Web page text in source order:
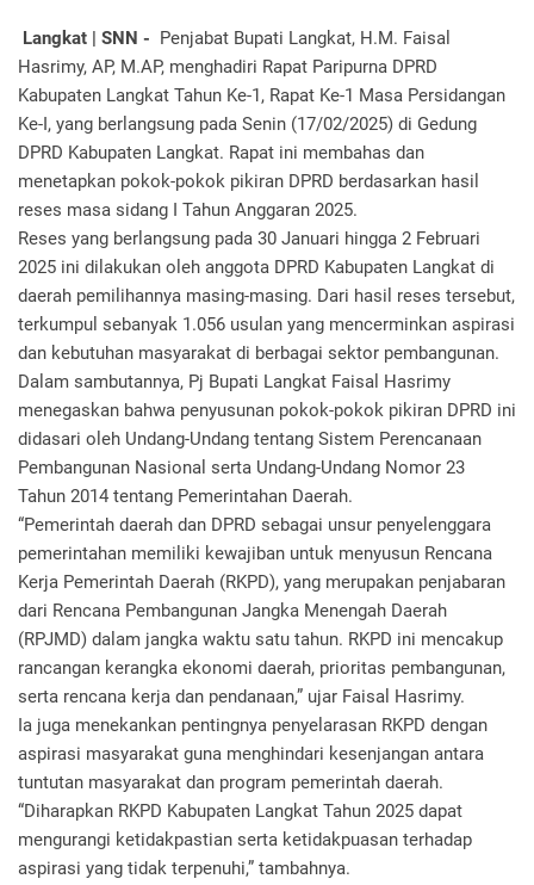
Langkat | SNN - Penjabat Bupati Langkat, H.M. Faisal
Hasrimy, AP, M.AP, menghadiri Rapat Paripurna DPRD
Kabupaten Langkat Tahun Ke-1, Rapat Ke-1 Masa Persidangan
Ke-I, yang berlangsung pada Senin (17/02/2025) di Gedung
DPRD Kabupaten Langkat. Rapat ini membahas dan
menetapkan pokok-pokok pikiran DPRD berdasarkan hasil
reses masa sidang I Tahun Anggaran 2025.
Reses yang berlangsung pada 30 Januari hingga 2 Februari
2025 ini dilakukan oleh anggota DPRD Kabupaten Langkat di
daerah pemilihannya masing-masing. Dari hasil reses tersebut,
terkumpul sebanyak 1.056 usulan yang mencerminkan aspirasi
dan kebutuhan masyarakat di berbagai sektor pembangunan.
Dalam sambutannya, Pj Bupati Langkat Faisal Hasrimy
menegaskan bahwa penyusunan pokok-pokok pikiran DPRD ini
didasari oleh Undang-Undang tentang Sistem Perencanaan
Pembangunan Nasional serta Undang-Undang Nomor 23
Tahun 2014 tentang Pemerintahan Daerah.
“Pemerintah daerah dan DPRD sebagai unsur penyelenggara
pemerintahan memiliki kewajiban untuk menyusun Rencana
Kerja Pemerintah Daerah (RKPD), yang merupakan penjabaran
dari Rencana Pembangunan Jangka Menengah Daerah
(RPJMD) dalam jangka waktu satu tahun. RKPD ini mencakup
rancangan kerangka ekonomi daerah, prioritas pembangunan,
serta rencana kerja dan pendanaan,” ujar Faisal Hasrimy.
Ia juga menekankan pentingnya penyelarasan RKPD dengan
aspirasi masyarakat guna menghindari kesenjangan antara
tuntutan masyarakat dan program pemerintah daerah.
“Diharapkan RKPD Kabupaten Langkat Tahun 2025 dapat
mengurangi ketidakpastian serta ketidakpuasan terhadap
aspirasi yang tidak terpenuhi,” tambahnya.